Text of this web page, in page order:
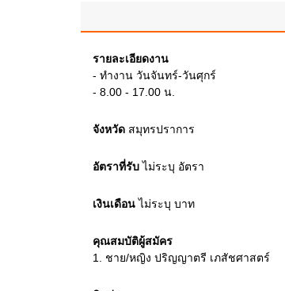
รายละเอียดงาน
- ทำงาน วันจันทร์-วันศุกร์
- 8.00 - 17.00 น.
จังหวัด สมุทรปราการ
อัตราที่รับไม่ระบุ อัตรา
เงินเดือนไม่ระบุ บาท
คุณสมบัติผู้สมัคร
1.
ชาย/หญิง ปริญญาตรี เภสัชศาสตร์